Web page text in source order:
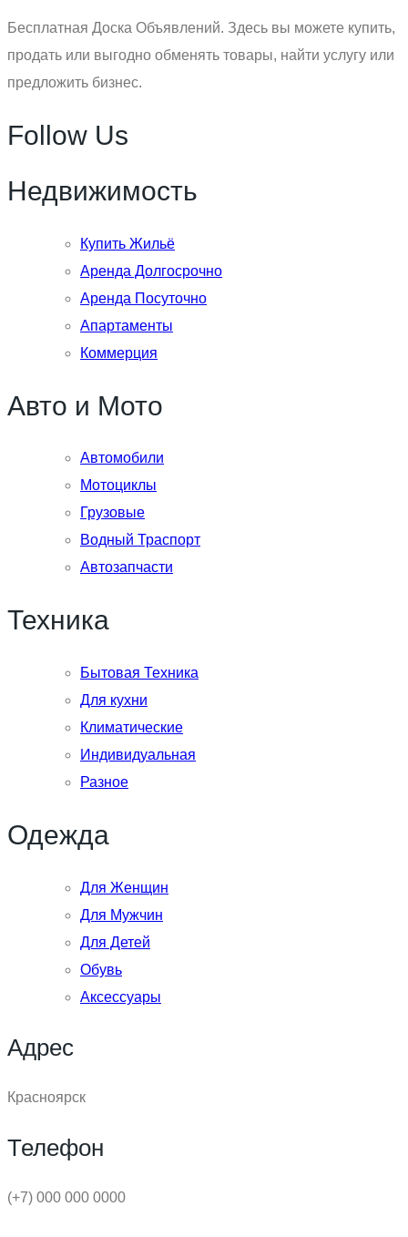
Бесплатная Доска Объявлений. Здесь вы можете купить,
продать или выгодно обменять товары, найти услугу или
предложить бизнес.
Follow Us
Недвижимость
Купить Жильё
Аренда Долгосрочно
Аренда Посуточно
Апартаменты
Коммерция
Авто и Мото
Автомобили
Мотоциклы
Грузовые
Водный Траспорт
Автозапчасти
Техника
Бытовая Техника
Для кухни
Климатические
Индивидуальная
Разное
Одежда
Для Женщин
Для Мужчин
Для Детей
Обувь
Аксессуары
Адрес
Красноярск
Телефон
(+7) 000 000 0000